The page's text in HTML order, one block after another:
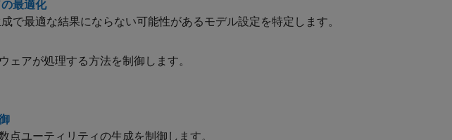
最適化
で最適な結果にならない可能性があるモデル設定を特定します。
ェアが処理する方法を制御します。
点ユーティリティの生成を制御します。